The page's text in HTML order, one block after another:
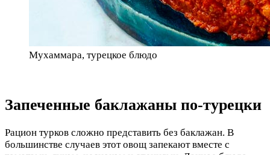
Мухаммара, турецкое блюдо
Запеченные баклажаны по-турецки
Рацион турков сложно представить без баклажан. В
большинстве случаев этот овощ запекают вместе с